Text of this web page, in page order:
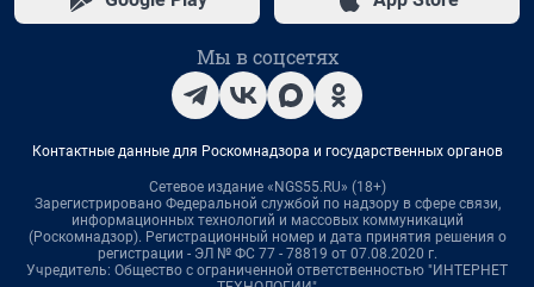
Мы в соцсетях
Контактные данные для Роскомнадзора и государственных органов
Сетевое издание «NGS55.RU» (18+)
Зарегистрировано Федеральной службой по надзору в сфере связи,
информационных технологий и массовых коммуникаций
(Роскомнадзор). Регистрационный номер и дата принятия решения о
регистрации - ЭЛ № ФС 77 - 78819 от 07.08.2020 г.
Учредитель: Общество с ограниченной ответственностью "ИНТЕРНЕТ